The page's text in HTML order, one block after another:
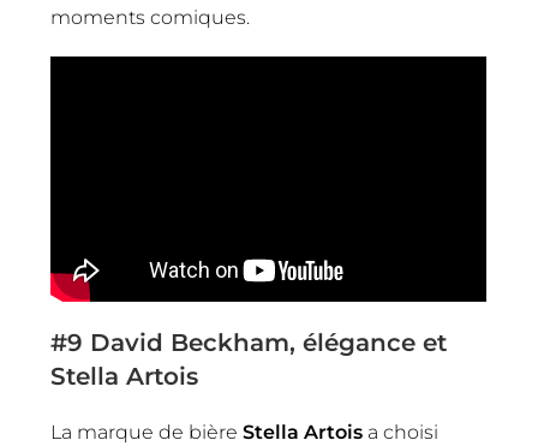
moments comiques.
#9 David Beckham, élégance et
Stella Artois
La marque de bièreStella Artois a choisi